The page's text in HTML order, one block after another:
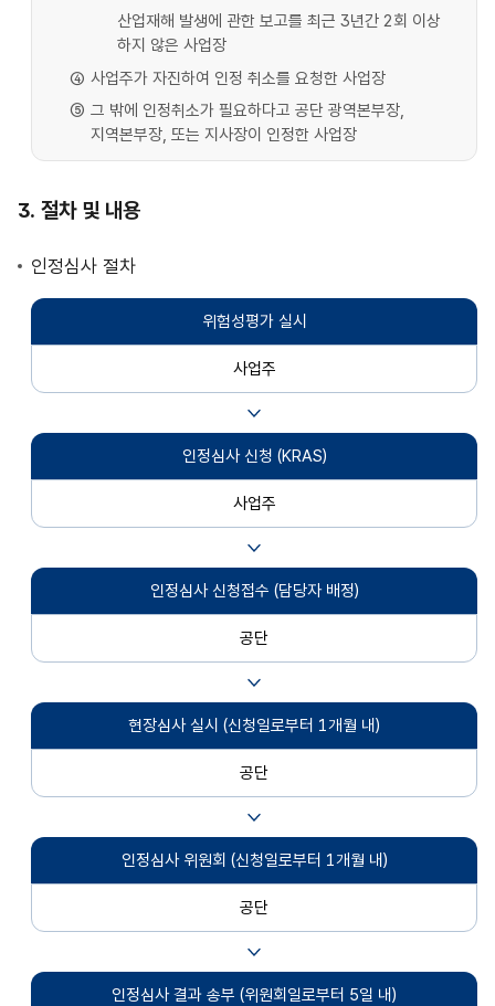
산업재해 발생에 관한 보고를 최근 3년간 2회 이상
하지 않은 사업장
사업주가 자진하여 인정 취소를 요청한 사업장
그 밖에 인정취소가 필요하다고 공단 광역본부장,
지역본부장, 또는 지사장이 인정한 사업장
절차 및 내용
인정심사 절차
위험성평가 실시
사업주
인정심사 신청 (KRAS)
사업주
인정심사 신청접수 (담당자 배정)
공단
현장심사 실시 (신청일로부터 1개월 내)
공단
인정심사 위원회 (신청일로부터 1개월 내)
공단
인정심사 결과 송부 (위원회일로부터 5일 내)